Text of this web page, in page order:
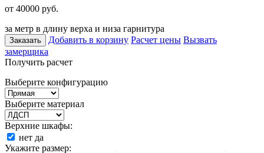
от 40000 руб.
за метр в длину верха и низа гарнитура
Заказать Добавить в корзину Расчет цены Вызвать
замерщика
Получить расчет
Выберите конфигурацию
Выберите материал
Верхние шкафы:
нет да
Укажите размер: